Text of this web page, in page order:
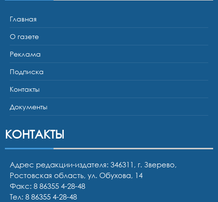
Главная
О газете
Реклама
Подписка
Контакты
Документы
КОНТАКТЫ
Адрес редакции-издателя: 346311, г. Зверево,
Ростовская область, ул. Обухова, 14
Факс: 8 86355 4-28-48
Тел: 8 86355 4-28-48